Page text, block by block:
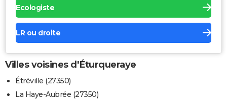
Ecologiste
LR ou droite
Villes voisines d'Éturqueraye
Étréville (27350)
La Haye-Aubrée (27350)